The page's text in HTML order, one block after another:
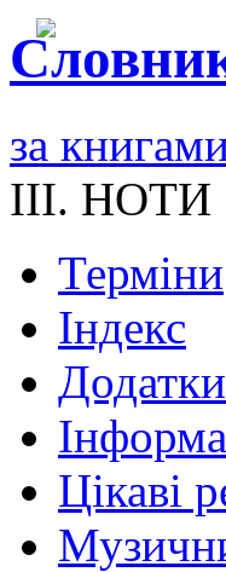
за
III. НОТИ
Терміни
Індекс
Додатки
Цікаві